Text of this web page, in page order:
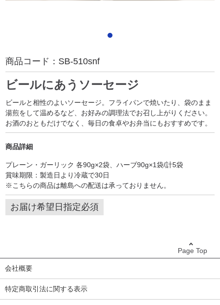
商品コード： SB-510snf
ビールにあうソーセージ
ビールと相性のよいソーセージ。フライパンで焼いたり、袋のまま
湯煎をして温めるなど、お好みの調理法でお召し上がりください。
お酒のおともだけでなく、毎日の食卓やお弁当にもおすすめです。
商品詳細
プレーン・ガーリック 各90g×2袋、ハーブ90g×1袋/計5袋
賞味期限：製造日より冷蔵で30日
※こちらの商品は離島への配送は承っておりません。
お届け希望日指定必須
Page Top
会社概要
特定商取引法に関する表示